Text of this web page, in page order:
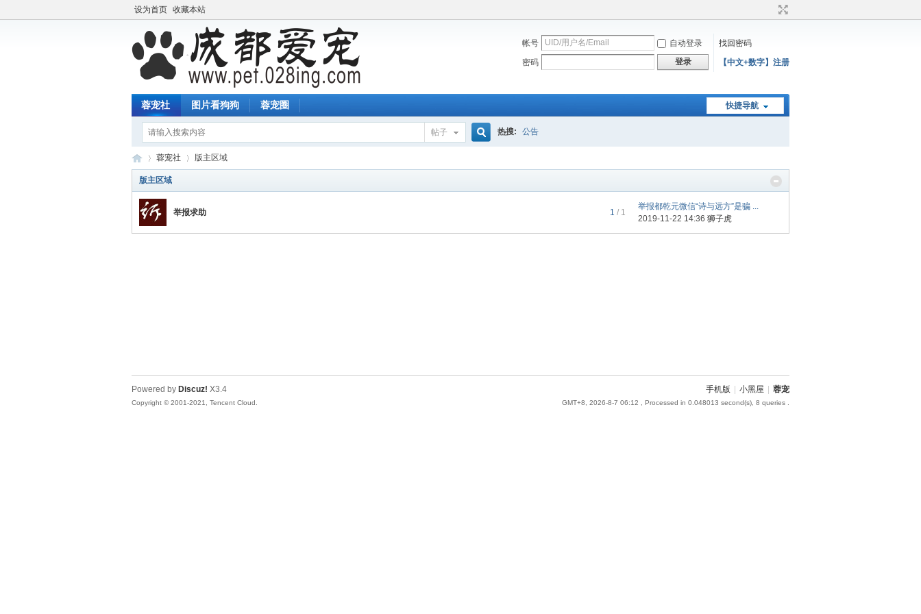
设为首页 收藏本站
帐号 自动登录
找回密码
密码
登录 【中文+数字】注册
快捷导航
蓉宠社 图片看狗狗 蓉宠圈
帖子 热搜: 公告
»
蓉宠社
›
版主区域
版主区域
举报求助 1 / 1
举报都乾元微信“诗与远方”是骗 ...
2019-11-22 14:36 狮子虎
手机版 小黑屋 蓉宠
GMT+8, 2026-8-7 06:12 , Processed in 0.048013 second(s), 8 queries .
Powered by Discuz! X3.4
Copyright © 2001-2021, Tencent Cloud.